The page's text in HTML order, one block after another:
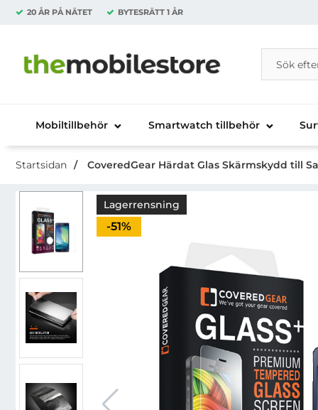
20 ÅR PÅ NÄTET BYTESRÄTT 1 ÅR
Startsidan för Danira Telecom AB
Sök
Sök på
Mobiltillbehör Smartwatch tillbehör
Startsidan CoveredGear Härdat Glas Skärmskydd till
Lagerrensning
Priset är nedsatt med
-51%